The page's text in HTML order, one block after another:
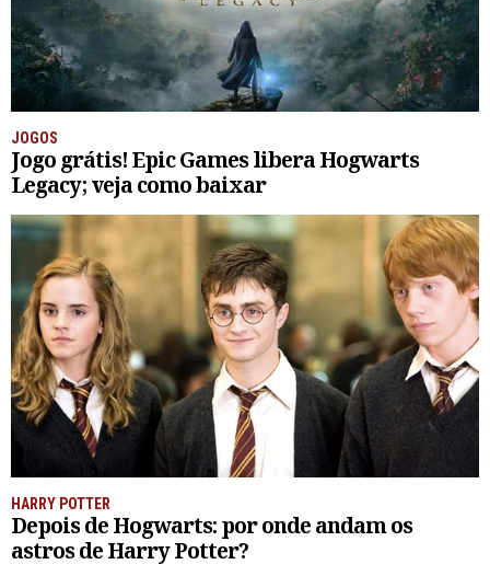
JOGOS
Jogo grátis! Epic Games libera Hogwarts
Legacy; veja como baixar
HARRY POTTER
Depois de Hogwarts: por onde andam os
astros de Harry Potter?